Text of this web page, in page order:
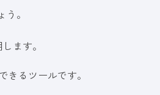
。
ます。
るツールです。